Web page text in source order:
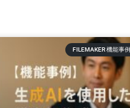
FILEMAKER 機能事例